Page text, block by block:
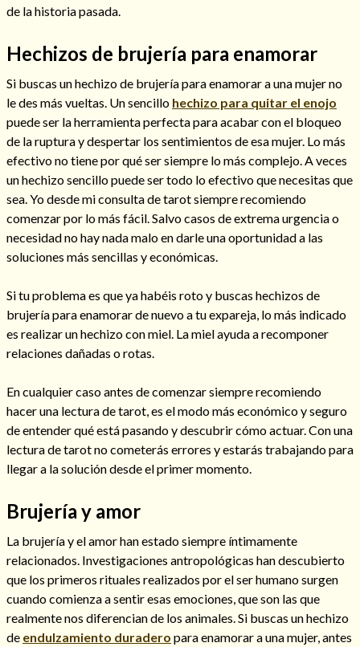
Cómo alejar a la amante de mi esposo
Consulta de tarot online
de la historia pasada.
Hechizos de brujería para enamorar
Si buscas un hechizo de brujería para enamorar a una mujer no
le des más vueltas. Un sencillo hechizo para quitar el enojo
puede ser la herramienta perfecta para acabar con el bloqueo
de la ruptura y despertar los sentimientos de esa mujer. Lo más
efectivo no tiene por qué ser siempre lo más complejo. A veces
un hechizo sencillo puede ser todo lo efectivo que necesitas que
sea. Yo desde mi consulta de tarot siempre recomiendo
comenzar por lo más fácil. Salvo casos de extrema urgencia o
necesidad no hay nada malo en darle una oportunidad a las
soluciones más sencillas y económicas.
Si tu problema es que ya habéis roto y buscas hechizos de
brujería para enamorar de nuevo a tu expareja, lo más indicado
es realizar un hechizo con miel. La miel ayuda a recomponer
relaciones dañadas o rotas.
En cualquier caso antes de comenzar siempre recomiendo
hacer una lectura de tarot, es el modo más económico y seguro
de entender qué está pasando y descubrir cómo actuar. Con una
lectura de tarot no cometerás errores y estarás trabajando para
llegar a la solución desde el primer momento.
Brujería y amor
La brujería y el amor han estado siempre íntimamente
relacionados. Investigaciones antropológicas han descubierto
que los primeros rituales realizados por el ser humano surgen
cuando comienza a sentir esas emociones, que son las que
realmente nos diferencian de los animales. Si buscas un hechizo
de endulzamiento duradero para enamorar a una mujer, antes